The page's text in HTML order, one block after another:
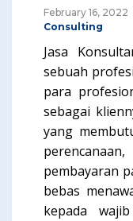
February 16, 2022
Consulting
Jasa
sebuah
para
sebagai
yang
pembayaran
bebas
kepada